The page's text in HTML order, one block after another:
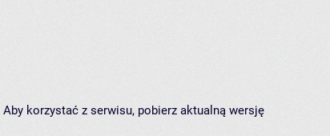
korzystać z serwisu, pobierz aktualną wersję